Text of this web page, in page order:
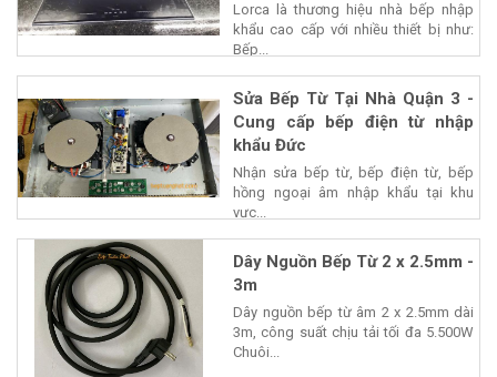
Lorca là thương hiệu nhà bếp nhập
khẩu cao cấp với nhiều thiết bị như:
Bếp...
Sửa Bếp Từ Tại Nhà Quận 3 -
Cung cấp bếp điện từ nhập
khẩu Đức
Nhận sửa bếp từ, bếp điện từ, bếp
hồng ngoại âm nhập khẩu tại khu
vực...
Dây Nguồn Bếp Từ 2 x 2.5mm -
3m
Dây nguồn bếp từ âm 2 x 2.5mm dài
3m, công suất chịu tải tối đa 5.500W
Chuôi...